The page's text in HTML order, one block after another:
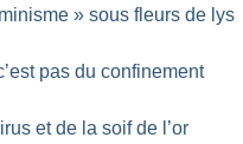
» sous fleurs de lys
pas du confinement
et de la soif de l’or